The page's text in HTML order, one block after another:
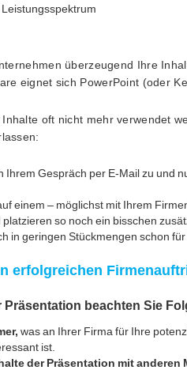
überzeugend Ihre
eignet sich PowerPoint (oder
oft nicht mehr verwendet
Ihrem Gespräch per E-Mail zu und
einem – möglichst mit Ihrem
so noch ein bisschen
in geringen Stückmengen schon
erfolgreichen
Präsentation beachten Sie
was an Ihrer Firma für Ihre
ist.
der Präsentation mit